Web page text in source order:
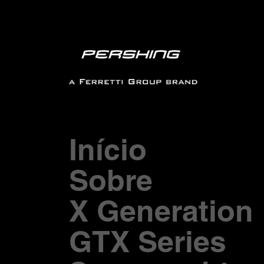
Início
Sobre
X Generation
GTX Series